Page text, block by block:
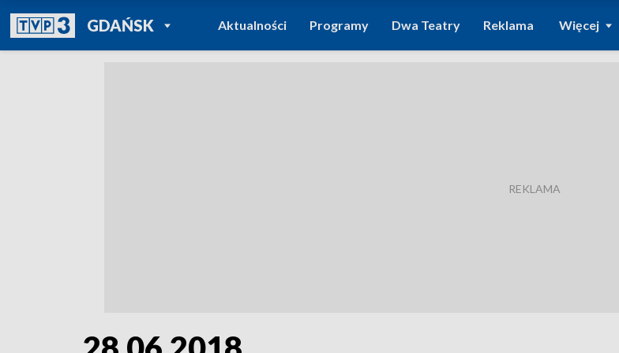
GDAŃSKPOWRÓT DO
TVP REGIONY
Aktualności Programy Dwa Teatry Reklama Więcej